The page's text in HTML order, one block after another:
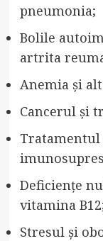
pneumonia;
Bolile
artrita
Anemia și
Cancerul și
Tratamentul
Deficiențe
vitamina
Stresul și